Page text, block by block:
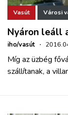
Vasút Városi
Nyáron leáll
iho/vasút ·
Míg az üzbég
szállítanak, a